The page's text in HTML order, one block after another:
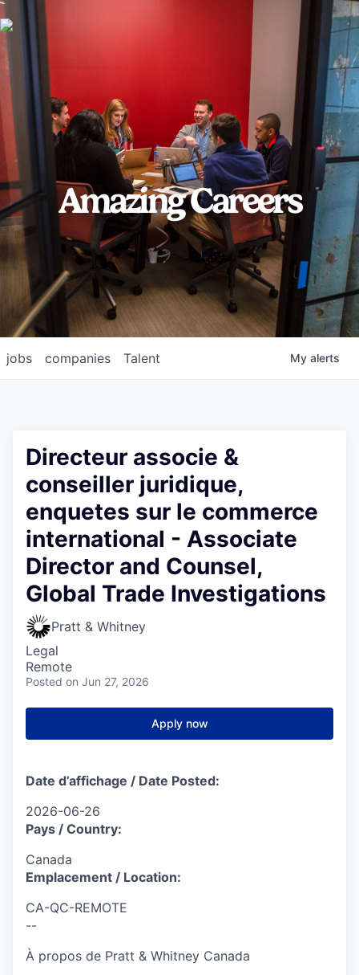
Amazing Careers
jobs companies Talent My alerts
Directeur associe &
conseiller juridique,
enquetes sur le commerce
international - Associate
Director and Counsel,
Global Trade Investigations
Pratt & Whitney
Legal
Remote
Posted on Jun 27, 2026
Apply now
Date d’affichage / Date Posted:
2026-06-26
Pays / Country:
Canada
Emplacement / Location:
CA-QC-REMOTE
--
À propos de Pratt & Whitney Canada